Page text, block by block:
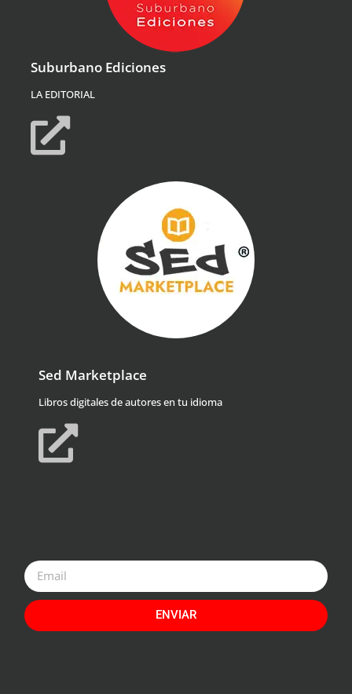
Suburbano Ediciones
LA EDITORIAL
Sed Marketplace
Libros digitales de autores en tu idioma
ENVIAR